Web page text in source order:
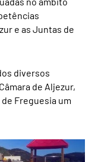
e as Juntas de
diversos
de Aljezur,
Freguesia um